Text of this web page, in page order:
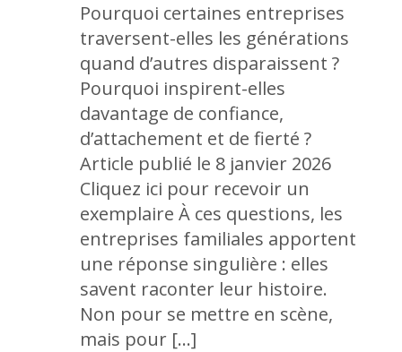
Pourquoi certaines entreprises
traversent-elles les générations
quand d’autres disparaissent ?
Pourquoi inspirent-elles
davantage de confiance,
d’attachement et de fierté ?
Article publié le 8 janvier 2026
Cliquez ici pour recevoir un
exemplaire À ces questions, les
entreprises familiales apportent
une réponse singulière : elles
savent raconter leur histoire.
Non pour se mettre en scène,
mais pour […]